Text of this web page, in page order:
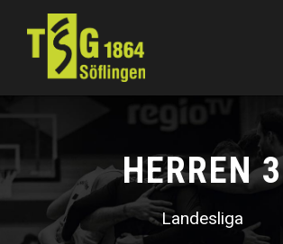
HERREN 3
Landesliga